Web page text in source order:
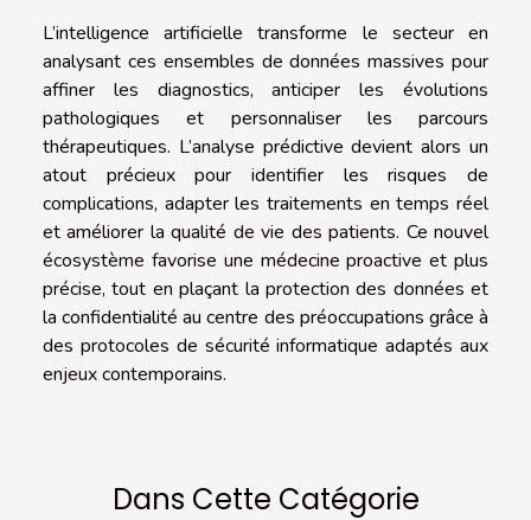
L’intelligence artificielle transforme le secteur en
analysant ces ensembles de données massives pour
affiner les diagnostics, anticiper les évolutions
pathologiques et personnaliser les parcours
thérapeutiques. L’analyse prédictive devient alors un
atout précieux pour identifier les risques de
complications, adapter les traitements en temps réel
et améliorer la qualité de vie des patients. Ce nouvel
écosystème favorise une médecine proactive et plus
précise, tout en plaçant la protection des données et
la confidentialité au centre des préoccupations grâce à
des protocoles de sécurité informatique adaptés aux
enjeux contemporains.
Dans Cette Catégorie